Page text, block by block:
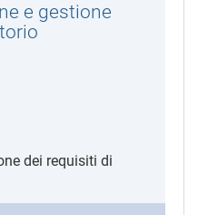
e gestione
dei requisiti di